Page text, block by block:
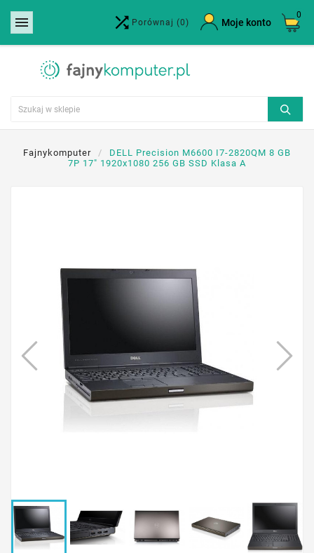
  Porównaj (0) Moje konto
0
Fajnykomputer
DELL Precision M6600 I7-2820QM 8 GB
7P 17" 1920x1080 256 GB SSD Klasa A
Utwórz listę życzeń ×
Nazwa listy życzeń
Anuluj Utwórz listę życzeń